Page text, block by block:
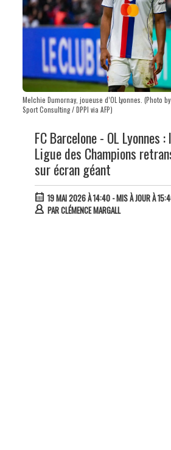
Melchie Dumornay, joueuse d’OL Lyonnes. (Photo
Sport Consulting / DPPI via AFP)
FC Barcelone - OL Lyonnes
Ligue des Champions
sur écran géant
19 MAI 2026 À 14:40- MIS À JOUR À
PARCLÉMENCE MARGALL